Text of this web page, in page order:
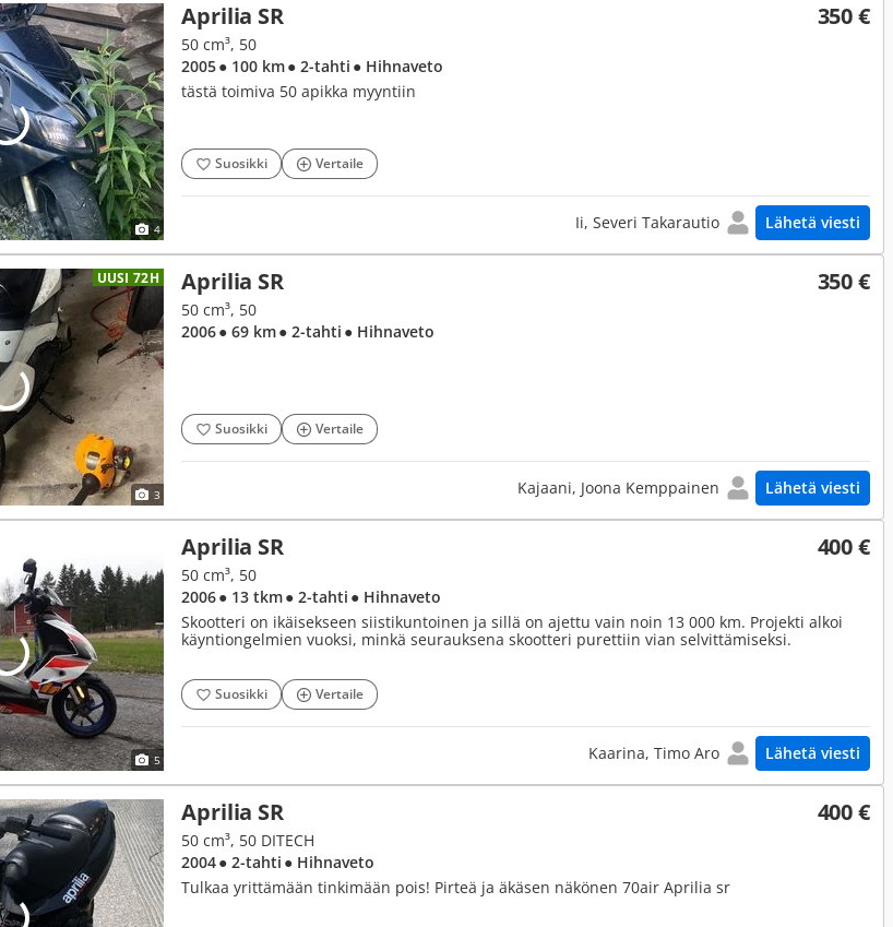
4
Aprilia SR 350 €
50 cm³, 50
2005● 100 km● 2-tahti ● Hihnaveto
tästä toimiva 50 apikka myyntiin
Suosikki Vertaile
Ii, Severi Takarautio Lähetä viesti
UUSI 72H
3
Aprilia SR 350 €
50 cm³, 50
2006● 69 km● 2-tahti ● Hihnaveto
Suosikki Vertaile
Kajaani, Joona Kemppainen Lähetä viesti
5
Aprilia SR 400 €
50 cm³, 50
2006● 13 tkm● 2-tahti ● Hihnaveto
Skootteri on ikäisekseen siistikuntoinen ja sillä on ajettu vain noin 13 000 km. Projekti alkoi
käyntiongelmien vuoksi, minkä seurauksena skootteri purettiin vian selvittämiseksi.
Suosikki Vertaile
Kaarina, Timo Aro Lähetä viesti
Aprilia SR 400 €
50 cm³, 50 DITECH
2004● 2-tahti ● Hihnaveto
Tulkaa yrittämään tinkimään pois! Pirteä ja äkäsen näkönen 70air Aprilia sr